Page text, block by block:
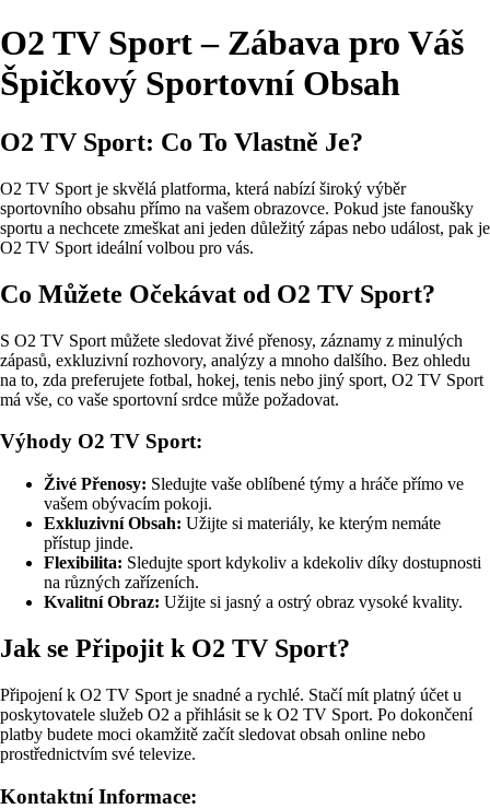
O2 TV Sport – Zábava pro Váš
Špičkový Sportovní Obsah
O2 TV Sport: Co To Vlastně Je?
O2 TV Sport je skvělá platforma, která nabízí široký výběr
sportovního obsahu přímo na vašem obrazovce. Pokud jste fanoušky
sportu a nechcete zmeškat ani jeden důležitý zápas nebo událost, pak je
O2 TV Sport ideální volbou pro vás.
Co Můžete Očekávat od O2 TV Sport?
S O2 TV Sport můžete sledovat živé přenosy, záznamy z minulých
zápasů, exkluzivní rozhovory, analýzy a mnoho dalšího. Bez ohledu
na to, zda preferujete fotbal, hokej, tenis nebo jiný sport, O2 TV Sport
má vše, co vaše sportovní srdce může požadovat.
Výhody O2 TV Sport:
Živé Přenosy: Sledujte vaše oblíbené týmy a hráče přímo ve
vašem obývacím pokoji.
Exkluzivní Obsah: Užijte si materiály, ke kterým nemáte
přístup jinde.
Flexibilita: Sledujte sport kdykoliv a kdekoliv díky dostupnosti
na různých zařízeních.
Kvalitní Obraz: Užijte si jasný a ostrý obraz vysoké kvality.
Jak se Připojit k O2 TV Sport?
Připojení k O2 TV Sport je snadné a rychlé. Stačí mít platný účet u
poskytovatele služeb O2 a přihlásit se k O2 TV Sport. Po dokončení
platby budete moci okamžitě začít sledovat obsah online nebo
prostřednictvím své televize.
Kontaktní Informace: